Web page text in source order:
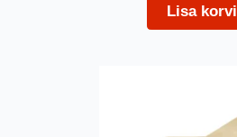
Lisa korvi